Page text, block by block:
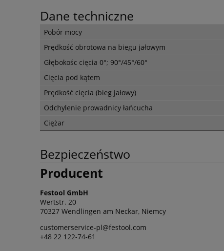
Dane techniczne
Pobór mocy
Prędkość obrotowa na biegu jałowym
Głębokośc cięcia 0°; 90°/45°/60°
Cięcia pod kątem
Prędkość cięcia (bieg jałowy)
Odchylenie prowadnicy łańcucha
Ciężar
Bezpieczeństwo
Producent
Festool GmbH
Wertstr. 20
70327 Wendlingen am Neckar, Niemcy
customerservice-pl@festool.com
+48 22 122-74-61